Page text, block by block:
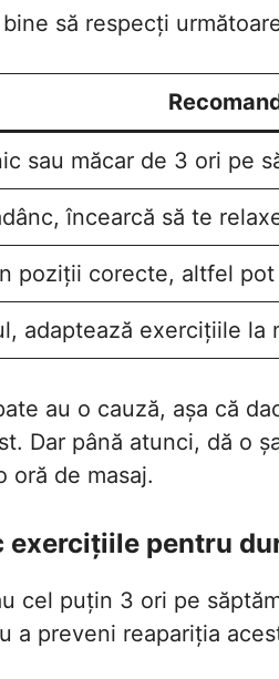
să respecți
sau măcar de 3 ori pe
încearcă să te
poziții corecte, altfel
adaptează exercițiile la
au o cauză, așa că
Dar până atunci, dă o
oră de masaj.
exercițiile pentru
cel puțin 3 ori pe
a preveni reapariția